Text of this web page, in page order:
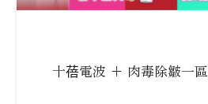
十蓓電波 + 肉毒除皺一區